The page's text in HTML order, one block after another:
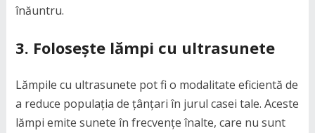
înăuntru.
3. Folosește lămpi cu ultrasunete
Lămpile cu ultrasunete pot fi o modalitate eficientă de
a reduce populația de țânțari în jurul casei tale. Aceste
lămpi emite sunete în frecvențe înalte, care nu sunt